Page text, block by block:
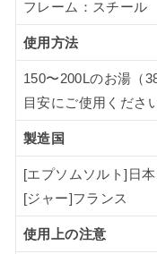
フレーム：スチール
使用方法
150〜200Lのお湯（
目安にご使用くださ
製造国
[エプソムソルト]日本
[ジャー]フランス
使用上の注意